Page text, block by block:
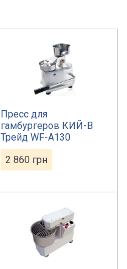
Пресс для
гамбургеров КИЙ-В
Трейд WF-A130
2 860 грн